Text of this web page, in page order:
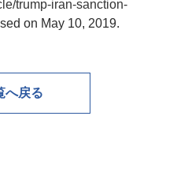
trump-iran-sanction-
on May 10, 2019.
へ戻る